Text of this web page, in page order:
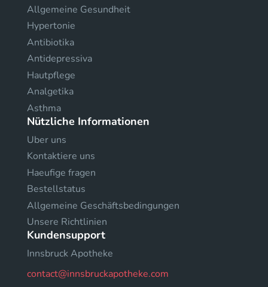
Allgemeine Gesundheit
Hypertonie
Antibiotika
Antidepressiva
Hautpflege
Analgetika
Asthma
Nützliche Informationen
Uber uns
Kontaktiere uns
Haeufige fragen
Bestellstatus
Allgemeine Geschäftsbedingungen
Unsere Richtlinien
Kundensupport
Innsbruck Apotheke
contact@innsbruckapotheke.com